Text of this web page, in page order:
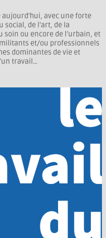
avec une forte
de l’art, de la
soin ou encore de l’urbain, et
et/ou professionnels
dominantes de vie et
travail…